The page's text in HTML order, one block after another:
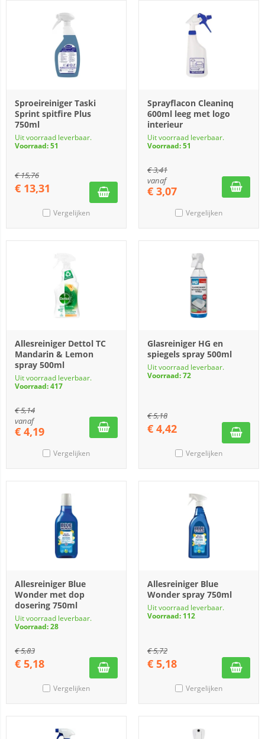
Sproeireiniger Taski
Sprint spitfire Plus
750ml
Uit voorraad leverbaar.
Voorraad: 51
€15,76
€ 13,31
Vergelijken
Sprayflacon Cleaninq
600ml leeg met logo
interieur
Uit voorraad leverbaar.
Voorraad: 51
€3,41
vanaf
€ 3,07
Vergelijken
Allesreiniger Dettol TC
Mandarin & Lemon
spray 500ml
Uit voorraad leverbaar.
Voorraad: 417
€5,14
vanaf
€ 4,19
Vergelijken
Glasreiniger HG en
spiegels spray 500ml
Uit voorraad leverbaar.
Voorraad: 72
€5,18
€ 4,42
Vergelijken
Allesreiniger Blue
Wonder met dop
dosering 750ml
Uit voorraad leverbaar.
Voorraad: 28
€5,83
€ 5,18
Vergelijken
Allesreiniger Blue
Wonder spray 750ml
Uit voorraad leverbaar.
Voorraad: 112
€5,72
€ 5,18
Vergelijken